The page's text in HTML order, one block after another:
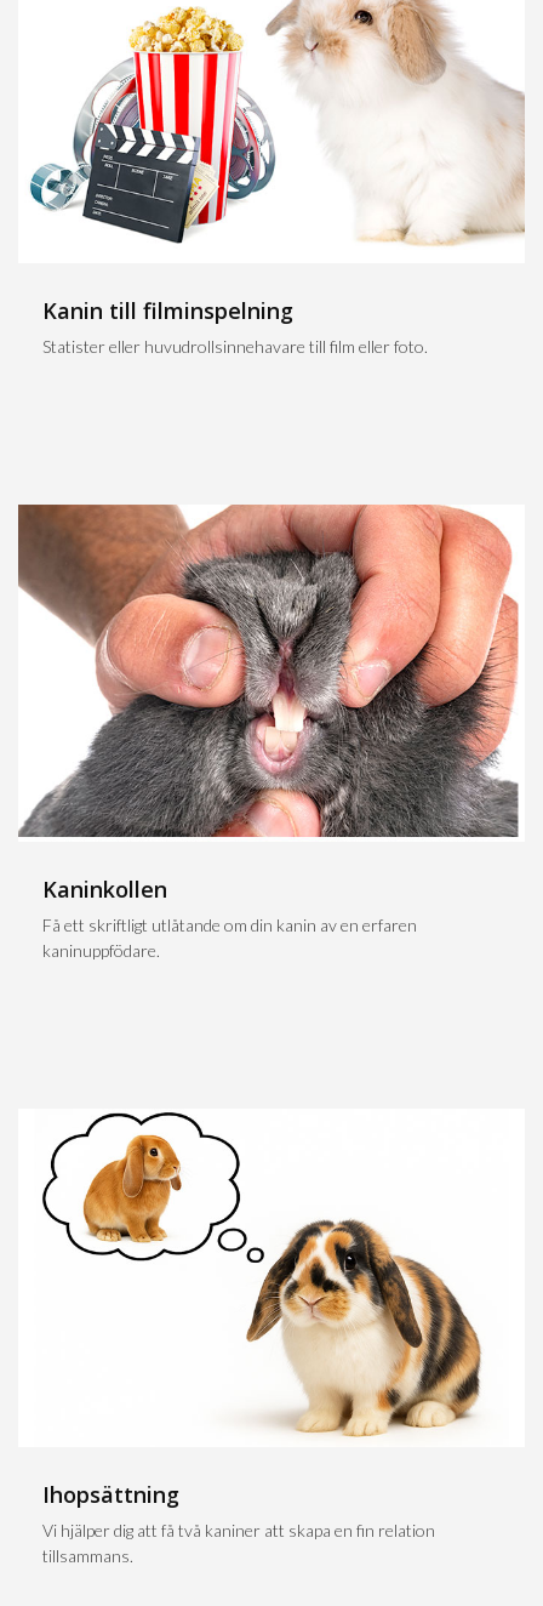
Kanin till filminspelning
Statister eller huvudrollsinnehavare till film eller foto.
Kaninkollen
Få ett skriftligt utlåtande om din kanin av en erfaren
kaninuppfödare.
Ihopsättning
Vi hjälper dig att få två kaniner att skapa en fin relation
tillsammans.